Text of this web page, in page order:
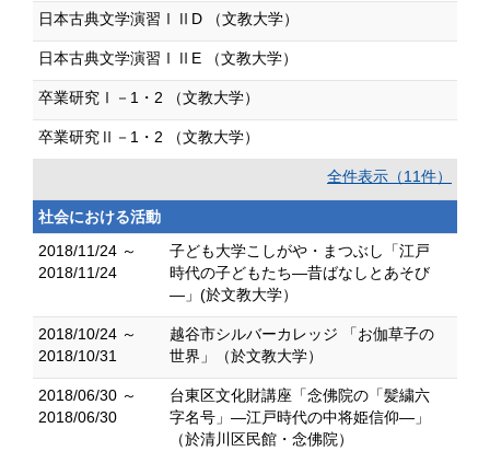
日本古典文学演習ⅠⅡD （文教大学）
日本古典文学演習ⅠⅡE （文教大学）
卒業研究Ⅰ－1・2 （文教大学）
卒業研究Ⅱ－1・2 （文教大学）
全件表示（11件）
社会における活動
2018/11/24 ～
2018/11/24
子ども大学こしがや・まつぶし「江戸
時代の子どもたち—昔ばなしとあそび
—」(於文教大学）
2018/10/24 ～
2018/10/31
越谷市シルバーカレッジ 「お伽草子の
世界」（於文教大学）
2018/06/30 ～
2018/06/30
台東区文化財講座「念佛院の「髪繍六
字名号」―江戸時代の中将姫信仰―」
（於清川区民館・念佛院）